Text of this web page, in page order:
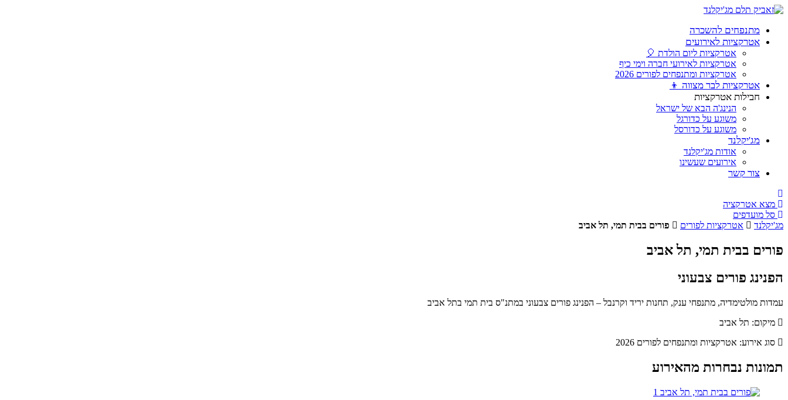
מתנפחים להשכרה
אטרקציות לאירועים
אטרקציות ליום הולדת 🎈
אטרקציות לאירועי חברה וימי כיף
אטרקציות ומתנפחים לפורים 2026
אטרקציות לבר מצווה 👦
חבילות אטרקציות
הנינג'ה הבא של ישראל
משוגע על כדורגל
משוגע על כדורסל
מג'יקלנד
אודות מג'יקלנד
אירועים שעשינו
צור קשר
מצא אטרקציה
סל מועדפים
מג'יקלנד
אטרקציות לפורים פורים בבית תמי, תל אביב
פורים בבית תמי, תל אביב
הפנינג פורים צבעוני
עמדות מולטימדיה, מתנפחי ענק, תחנות יריד וקרנבל – הפנינג פורים צבעוני במתנ"ס בית תמי בתל אביב
מיקום: תל אביב
סוג אירוע: אטרקציות ומתנפחים לפורים 2026
תמונות נבחרות מהאירוע